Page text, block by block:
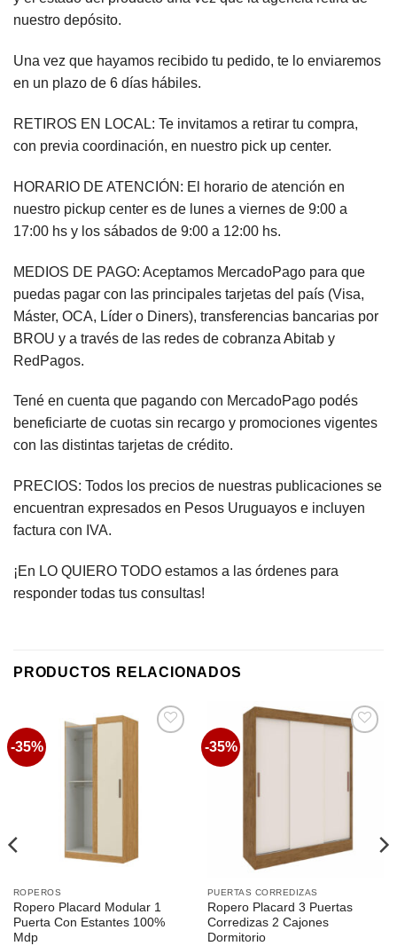
nuestro depósito.
Una vez que hayamos recibido tu pedido, te lo enviaremos
en un plazo de 6 días hábiles.
RETIROS EN LOCAL: Te invitamos a retirar tu compra,
con previa coordinación, en nuestro pick up center.
HORARIO DE ATENCIÓN: El horario de atención en
nuestro pickup center es de lunes a viernes de 9:00 a
17:00 hs y los sábados de 9:00 a 12:00 hs.
MEDIOS DE PAGO: Aceptamos MercadoPago para que
puedas pagar con las principales tarjetas del país (Visa,
Máster, OCA, Líder o Diners), transferencias bancarias por
BROU y a través de las redes de cobranza Abitab y
RedPagos.
Tené en cuenta que pagando con MercadoPago podés
beneficiarte de cuotas sin recargo y promociones vigentes
con las distintas tarjetas de crédito.
PRECIOS: Todos los precios de nuestras publicaciones se
encuentran expresados en Pesos Uruguayos e incluyen
factura con IVA.
¡En LO QUIERO TODO estamos a las órdenes para
responder todas tus consultas!
PRODUCTOS RELACIONADOS
-35%
ROPEROS
Ropero Placard Modular 1
Puerta Con Estantes 100%
Mdp
-35%
PUERTAS CORREDIZAS
Ropero Placard 3 Puertas
Corredizas 2 Cajones
Dormitorio